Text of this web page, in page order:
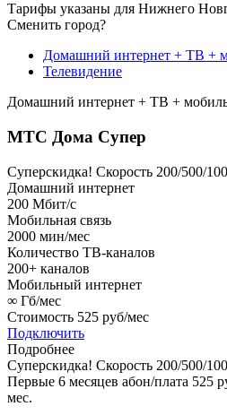
Тарифы указаны для Нижнего
Сменить город?
Домашний интернет + ТВ +
Телевидение
Домашний интернет + ТВ +
МТС Дома Супер
Суперскидка! Скорость 200/500/
Домашний интернет
200 Мбит/с
Мобильная связь
2000 мин/мес
Количество ТВ-каналов
200+ каналов
Мобильный интернет
∞ Гб/мес
Стоимость 525 руб/мес
Подключить
Подробнее
Суперскидка! Скорость 200/500/
Первые 6 месяцев абон/плата 525
мес.